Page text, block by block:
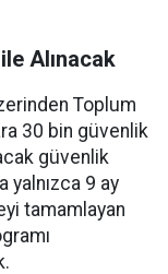
Alınacak
Toplum
30 bin güvenlik
güvenlik
yalnızca 9 ay
tamamlayan